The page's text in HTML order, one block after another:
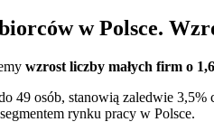
w Polsce.
wzrost liczby małych firm o
49 osób, stanowią zaledwie
rynku pracy w Polsce.